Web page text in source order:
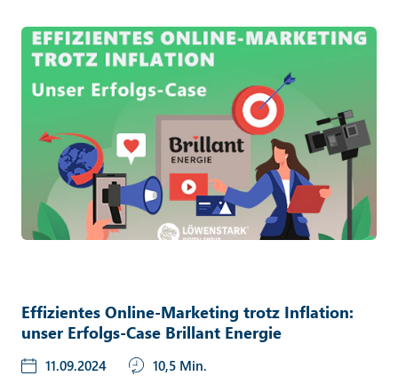
Effizientes Online-Marketing trotz Inflation:
unser Erfolgs-Case Brillant Energie
11.09.2024 10,5 Min.